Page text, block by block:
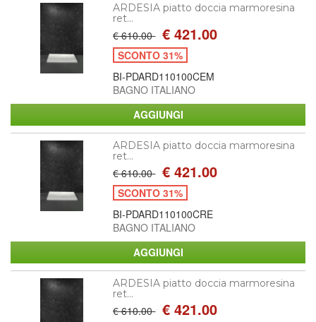
ARDESIA piatto doccia marmoresina
ret...
€ 610.00 € 421.00
SCONTO 31%
BI-PDARD110100CEM
BAGNO ITALIANO
ARDESIA piatto doccia marmoresina
ret...
€ 610.00 € 421.00
SCONTO 31%
BI-PDARD110100CRE
BAGNO ITALIANO
ARDESIA piatto doccia marmoresina
ret...
€ 610.00 € 421.00